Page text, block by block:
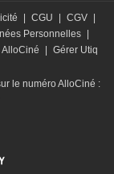
CGU CGV
Personnelles
AlloCiné
Gérer Utiq
le numéro AlloCiné :